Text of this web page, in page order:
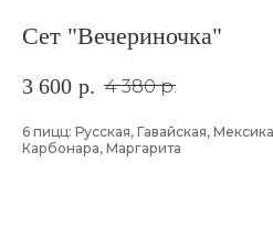
Сет "Вечериночка"
3 600 р. 4 380 р.
6 пицц: Русская, Гавайская,
Карбонара, Маргарита